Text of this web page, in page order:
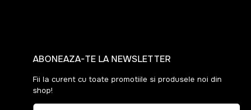
ABONEAZA-TE LA NEWSLETTER
Fii la curent cu toate promotiile si produsele noi din
shop!